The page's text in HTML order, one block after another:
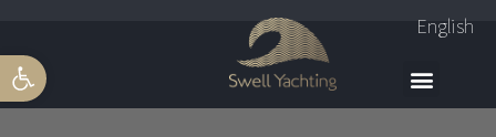
פתח
English